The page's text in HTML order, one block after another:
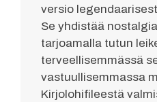
versio
Se yhdistää
tarjoamalla tutun
terveellisemmässä
vastuullisemmassa
Kirjolohifileestä